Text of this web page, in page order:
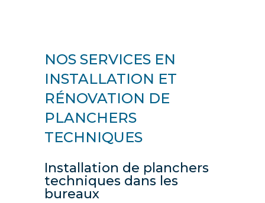
NOS SERVICES EN
INSTALLATION ET
RÉNOVATION DE
PLANCHERS
TECHNIQUES
Installation de planchers
techniques dans les
bureaux